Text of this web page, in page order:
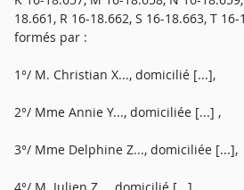
18.661, R 16-18.662, S 16-18.663, T
formés par :
1°/ M. Christian X..., domicilié [...],
2°/ Mme Annie Y..., domiciliée [...] ,
3°/ Mme Delphine Z..., domiciliée [...],